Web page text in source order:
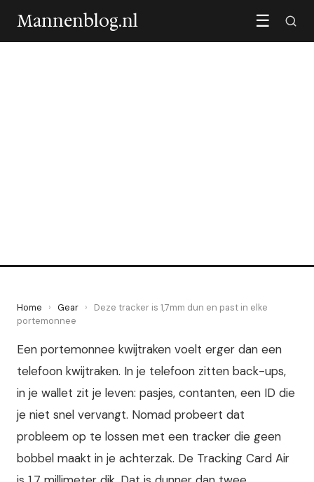
Mannenblog.nl ☰
Home › Gear ›
Deze tracker is 1,7mm dun en past in elke
portemonnee
Een portemonnee kwijtraken voelt erger dan een
telefoon kwijtraken. In je telefoon zitten back-ups,
in je wallet zit je leven: pasjes, contanten, een ID die
je niet snel vervangt. Nomad probeert dat
probleem op te lossen met een tracker die geen
bobbel maakt in je achterzak. De Tracking Card Air